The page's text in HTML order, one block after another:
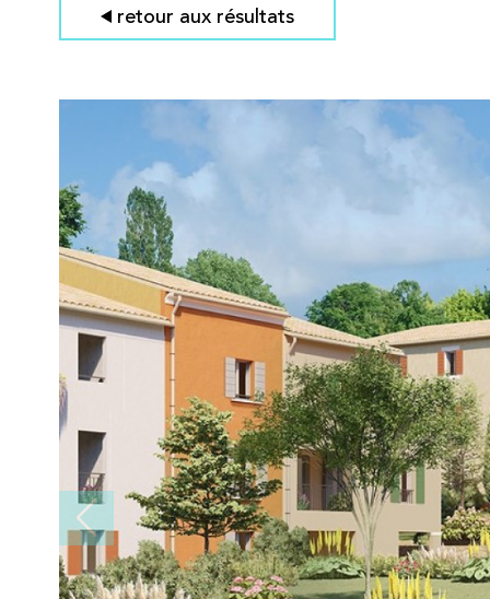
retour aux résultats